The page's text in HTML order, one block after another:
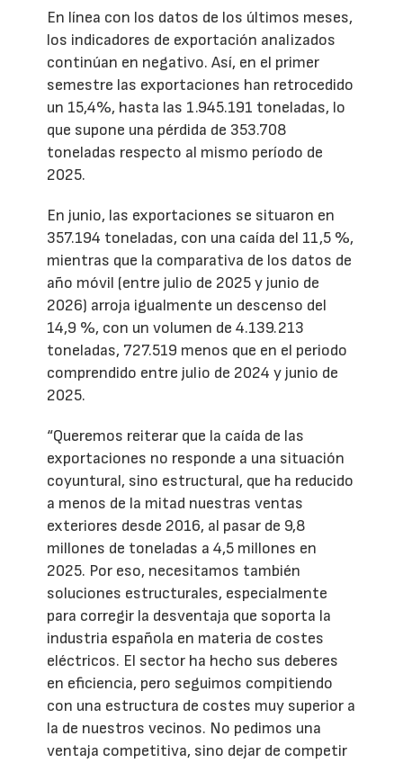
En línea con los datos de los últimos meses,
los indicadores de exportación analizados
continúan en negativo. Así, en el primer
semestre las exportaciones han retrocedido
un 15,4%, hasta las 1.945.191 toneladas, lo
que supone una pérdida de 353.708
toneladas respecto al mismo período de
2025.
En junio, las exportaciones se situaron en
357.194 toneladas, con una caída del 11,5 %,
mientras que la comparativa de los datos de
año móvil (entre julio de 2025 y junio de
2026) arroja igualmente un descenso del
14,9 %, con un volumen de 4.139.213
toneladas, 727.519 menos que en el periodo
comprendido entre julio de 2024 y junio de
2025.
“Queremos reiterar que la caída de las
exportaciones no responde a una situación
coyuntural, sino estructural, que ha reducido
a menos de la mitad nuestras ventas
exteriores desde 2016, al pasar de 9,8
millones de toneladas a 4,5 millones en
2025. Por eso, necesitamos también
soluciones estructurales, especialmente
para corregir la desventaja que soporta la
industria española en materia de costes
eléctricos. El sector ha hecho sus deberes
en eficiencia, pero seguimos compitiendo
con una estructura de costes muy superior a
la de nuestros vecinos. No pedimos una
ventaja competitiva, sino dejar de competir